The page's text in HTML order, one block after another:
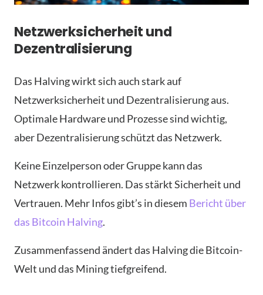
Netzwerksicherheit und
Dezentralisierung
Das Halving wirkt sich auch stark auf
Netzwerksicherheit und Dezentralisierung aus.
Optimale Hardware und Prozesse sind wichtig,
aber Dezentralisierung schützt das Netzwerk.
Keine Einzelperson oder Gruppe kann das
Netzwerk kontrollieren. Das stärkt Sicherheit und
Vertrauen. Mehr Infos gibt’s in diesem Bericht über
das Bitcoin Halving.
Zusammenfassend ändert das Halving die Bitcoin-
Welt und das Mining tiefgreifend.